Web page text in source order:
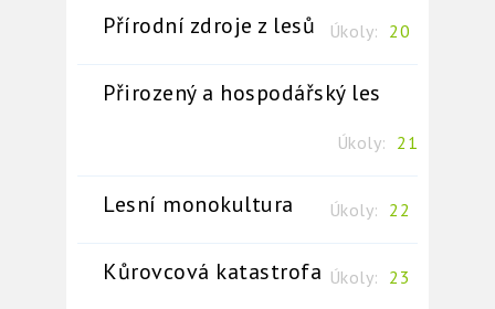
Přírodní zdroje z lesů Úkoly: 20
Přirozený a hospodářský les
Úkoly: 21
Lesní monokultura Úkoly: 22
Kůrovcová katastrofa Úkoly: 23